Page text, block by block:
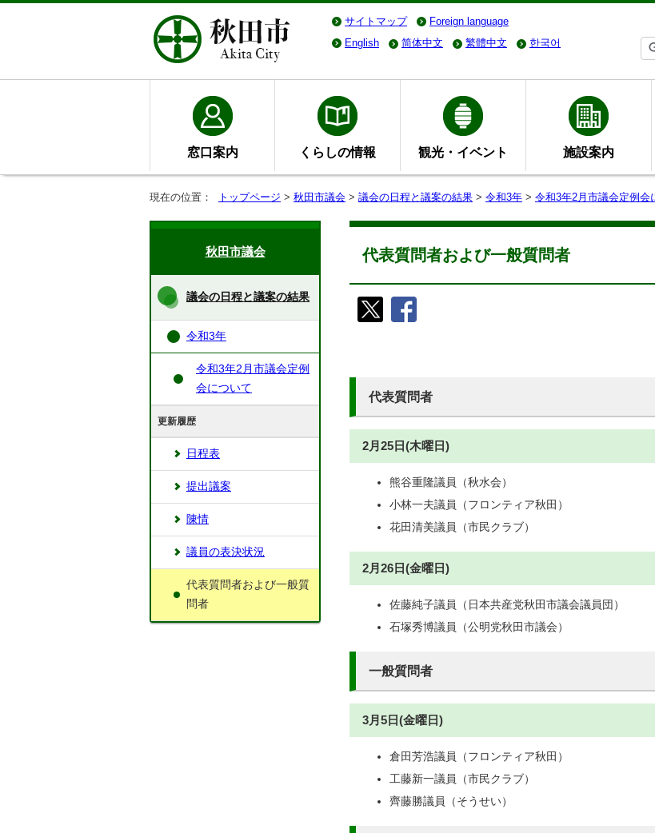
サイトマップ Foreign language
English
简体中文 繁體中文 한국어
窓口案内 くらしの情報 観光・イベント 施設案内
現在の位置： トップページ > 秋田市議会 > 議会の日程と議案の結果 > 令和3年 > 令和3年2月市議会定例会
代表質問者および一般質問者
代表質問者
2月25日(木曜日)
熊谷重隆議員（秋水会）
小林一夫議員（フロンティア秋田）
花田清美議員（市民クラブ）
2月26日(金曜日)
佐藤純子議員（日本共産党秋田市議会議員団）
石塚秀博議員（公明党秋田市議会）
一般質問者
3月5日(金曜日)
倉田芳浩議員（フロンティア秋田）
工藤新一議員（市民クラブ）
齊藤勝議員（そうせい）
秋田市議会
議会の日程と議案の結果
令和3年
令和3年2月市議会定例
会について
更新履歴
日程表
提出議案
陳情
議員の表決状況
代表質問者および一般質
問者